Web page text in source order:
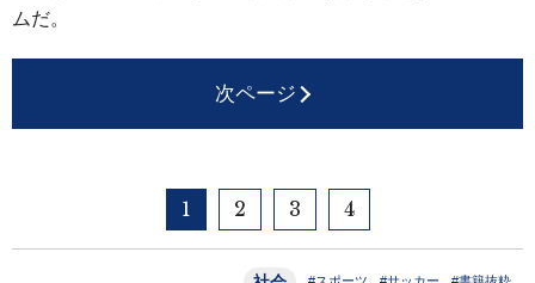
ムだ。
次ページ
1 2 3 4